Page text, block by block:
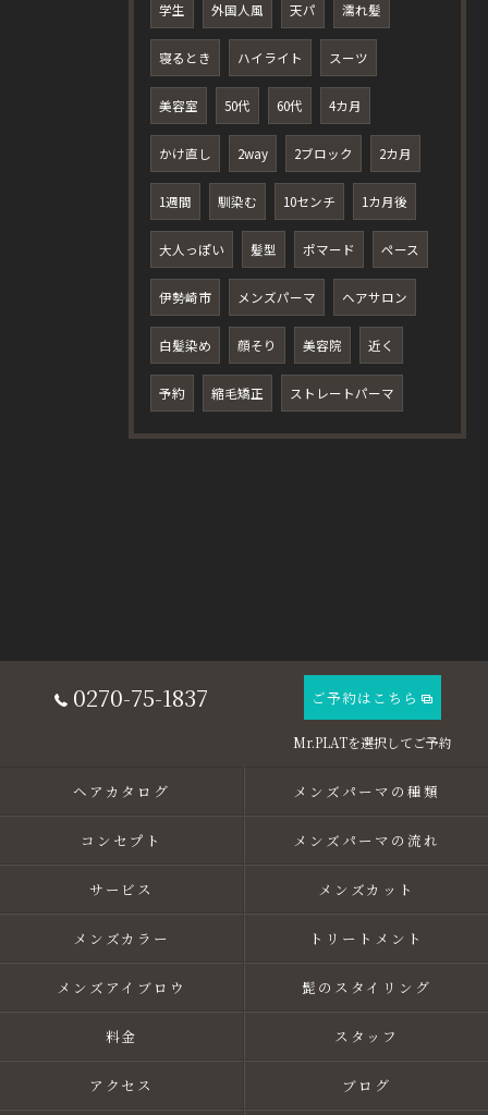
学生 外国人風 天パ 濡れ髪
寝るとき ハイライト スーツ
美容室 50代 60代 4カ月
かけ直し 2way 2ブロック 2カ月
1週間 馴染む 10センチ 1カ月後
大人っぽい 髪型 ポマード ペース
伊勢崎市 メンズパーマ ヘアサロン
白髪染め 顔そり 美容院 近く
予約 縮毛矯正 ストレートパーマ
0270-75-1837 ご予約はこちら
ヘアカタログ メンズパーマの種類
コンセプト メンズパーマの流れ
サービス メンズカット
メンズカラー トリートメント
メンズアイブロウ 髭のスタイリング
料金 スタッフ
アクセス ブログ